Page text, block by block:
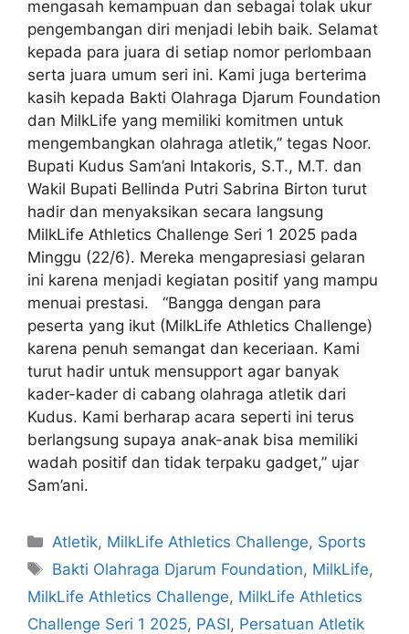
mengasah kemampuan dan sebagai tolak ukur
pengembangan diri menjadi lebih baik. Selamat
kepada para juara di setiap nomor perlombaan
serta juara umum seri ini. Kami juga berterima
kasih kepada Bakti Olahraga Djarum Foundation
dan MilkLife yang memiliki komitmen untuk
mengembangkan olahraga atletik,” tegas Noor.
Bupati Kudus Sam’ani Intakoris, S.T., M.T. dan
Wakil Bupati Bellinda Putri Sabrina Birton turut
hadir dan menyaksikan secara langsung
MilkLife Athletics Challenge Seri 1 2025 pada
Minggu (22/6). Mereka mengapresiasi gelaran
ini karena menjadi kegiatan positif yang mampu
menuai prestasi. “Bangga dengan para
peserta yang ikut (MilkLife Athletics Challenge)
karena penuh semangat dan keceriaan. Kami
turut hadir untuk mensupport agar banyak
kader-kader di cabang olahraga atletik dari
Kudus. Kami berharap acara seperti ini terus
berlangsung supaya anak-anak bisa memiliki
wadah positif dan tidak terpaku gadget,” ujar
Sam’ani.
Atletik, MilkLife Athletics Challenge, Sports
Bakti Olahraga Djarum Foundation, MilkLife,
MilkLife Athletics Challenge, MilkLife Athletics
Challenge Seri 1 2025, PASI, Persatuan Atletik